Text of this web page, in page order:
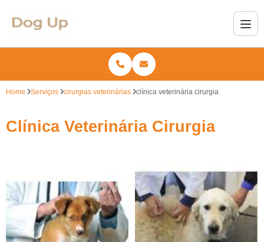
Home Serviços cirurgias veterinárias clínica veterinária cirurgia
Clínica Veterinária Cirurgia